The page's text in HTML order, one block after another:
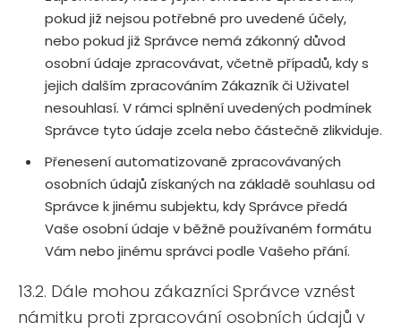
pokud již nejsou potřebné pro uvedené účely,
nebo pokud již Správce nemá zákonný důvod
osobní údaje zpracovávat, včetně případů, kdy s
jejich dalším zpracováním Zákazník či Uživatel
nesouhlasí. V rámci splnění uvedených podmínek
Správce tyto údaje zcela nebo částečně zlikviduje.
Přenesení automatizovaně zpracovávaných
osobních údajů získaných na základě souhlasu od
Správce k jinému subjektu, kdy Správce předá
Vaše osobní údaje v běžně používaném formátu
Vám nebo jinému správci podle Vašeho přání.
13.2. Dále mohou zákazníci Správce vznést
námitku proti zpracování osobních údajů v